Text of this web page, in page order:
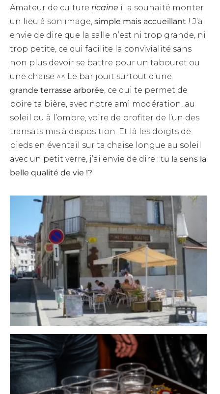
Amateur de culture ricaine il a souhaité monter
un lieu à son image, simple mais accueillant ! J’ai
envie de dire que la salle n’est ni trop grande, ni
trop petite, ce qui facilite la convivialité sans
non plus devoir se battre pour un tabouret ou
une chaise ^^ Le bar jouit surtout d’une
grande terrasse arborée, ce qui te permet de
boire ta bière, avec notre ami modération, au
soleil ou à l’ombre, voire de profiter de l’un des
transats mis à disposition. Et là les doigts de
pieds en éventail sur ta chaise longue au soleil
avec un petit verre, j’ai envie de dire : tu la sens la
belle qualité de vie !?